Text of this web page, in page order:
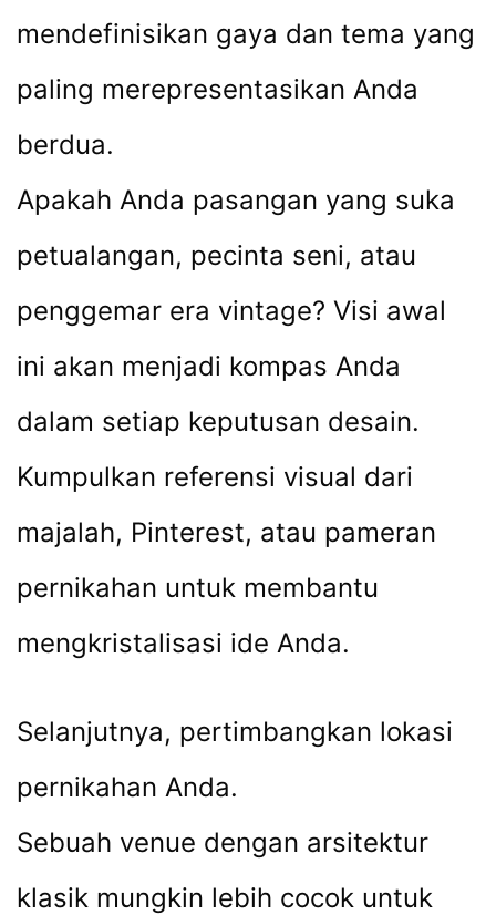
mendefinisikan gaya dan tema yang
paling merepresentasikan Anda
berdua.
Apakah Anda pasangan yang suka
petualangan, pecinta seni, atau
penggemar era vintage? Visi awal
ini akan menjadi kompas Anda
dalam setiap keputusan desain.
Kumpulkan referensi visual dari
majalah, Pinterest, atau pameran
pernikahan untuk membantu
mengkristalisasi ide Anda.
Selanjutnya, pertimbangkan lokasi
pernikahan Anda.
Sebuah venue dengan arsitektur
klasik mungkin lebih cocok untuk